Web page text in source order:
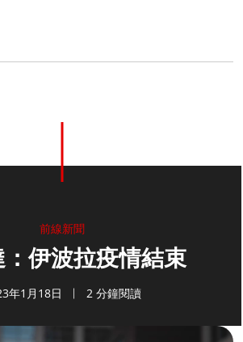
前線新聞
伊波拉疫情結束
年1月18日 2 分鐘閱讀